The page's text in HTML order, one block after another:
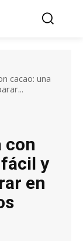
cacao: una
con
y
en